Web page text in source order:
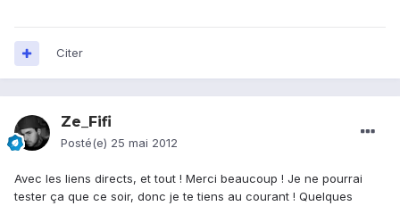
Citer
Ze_Fifi
Posté(e) 25 mai 2012
Avec les liens directs, et tout ! Merci beaucoup ! Je ne pourrai
tester ça que ce soir, donc je te tiens au courant ! Quelques